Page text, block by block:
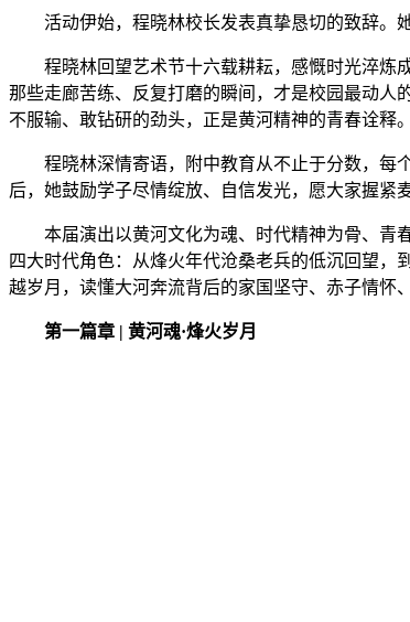
活动伊始，程晓林校长发表真挚恳切的致辞。
程晓林回望艺术节十六载耕耘，感慨时光淬炼
那些走廊苦练、反复打磨的瞬间，才是校园最动人
不服输、敢钻研的劲头，正是黄河精神的青春诠释
程晓林深情寄语，附中教育从不止于分数，每
后，她鼓励学子尽情绽放、自信发光，愿大家握紧
本届演出以黄河文化为魂、时代精神为骨、青
四大时代角色：从烽火年代沧桑老兵的低沉回望
越岁月，读懂大河奔流背后的家国坚守、赤子情怀
第一篇章 | 黄河魂·烽火岁月